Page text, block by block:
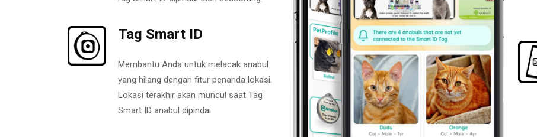
Tag Smart ID
Membantu Anda untuk melacak anabul
yang hilang dengan fitur penanda lokasi.
Lokasi terakhir akan muncul saat Tag
Smart ID anabul dipindai.